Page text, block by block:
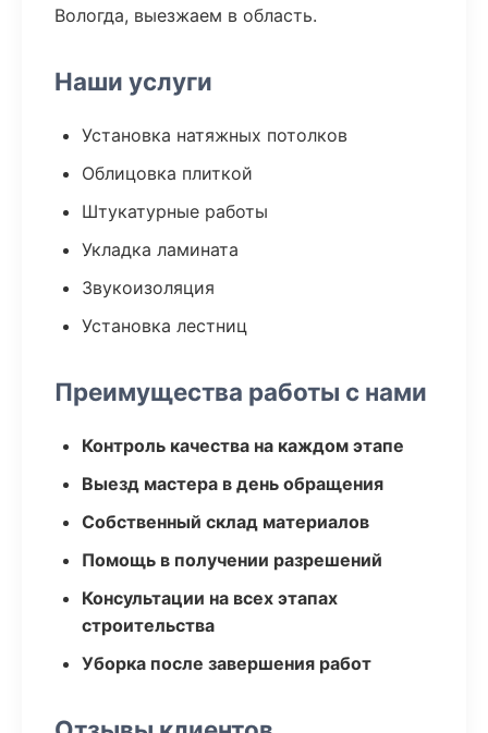
Вологда, выезжаем в область.
Наши услуги
Установка натяжных потолков
Облицовка плиткой
Штукатурные работы
Укладка ламината
Звукоизоляция
Установка лестниц
Преимущества работы с нами
Контроль качества на каждом этапе
Выезд мастера в день обращения
Собственный склад материалов
Помощь в получении разрешений
Консультации на всех этапах
строительства
Уборка после завершения работ